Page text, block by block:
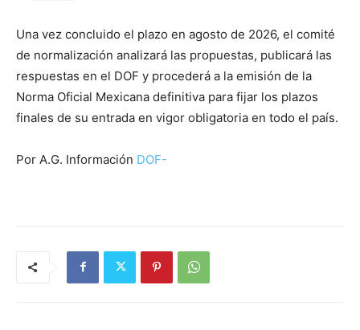
Una vez concluido el plazo en agosto de 2026, el comité
de normalización analizará las propuestas, publicará las
respuestas en el DOF y procederá a la emisión de la
Norma Oficial Mexicana definitiva para fijar los plazos
finales de su entrada en vigor obligatoria en todo el país.
Por A.G. Información DOF-